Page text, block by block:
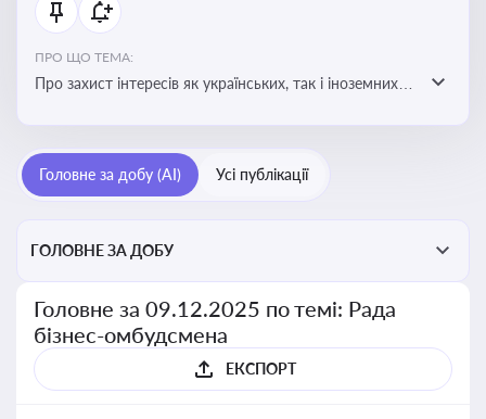
ПРО ЩО ТЕМА:
Про захист інтересів як українських, так і іноземних
Головне за добу (AI) Усі публікації
ГОЛОВНЕ ЗА ДОБУ
Головне за 09.12.2025 по темі: Рада
бізнес-омбудсмена
ЕКСПОРТ